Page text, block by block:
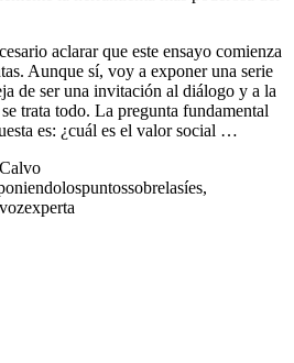
aclarar que este ensayo comienza
Aunque sí, voy a exponer una serie
de ser una invitación al diálogo y a la
trata todo. La pregunta fundamental
es: ¿cuál es el valor social …